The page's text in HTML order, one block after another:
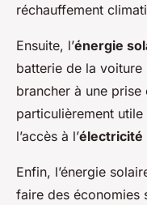
réchauffement
Ensuite, l’énergie
batterie de la
brancher à une
particulièrement
l’accès à l’électricité
Enfin, l’énergie
faire des économies